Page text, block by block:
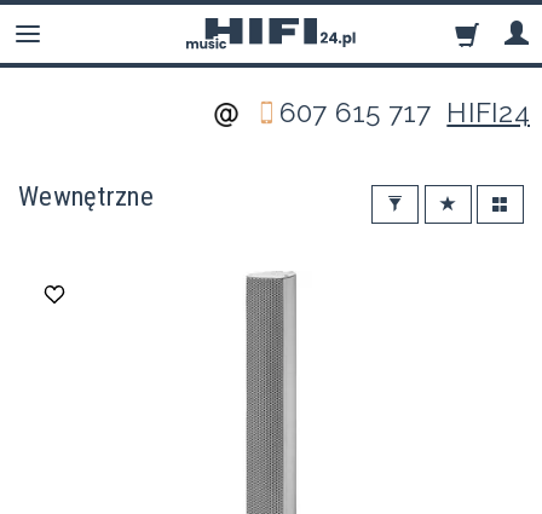
607 615 717 HIFI24
Wewnętrzne